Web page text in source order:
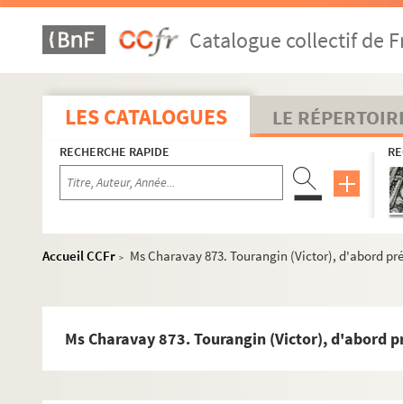
Catalogue collectif de
LES CATALOGUES LE
RECHERCHE RAPIDE
Accueil CCFr >
Ms Charavay 873. Tourangin (Victor), d'abord
Ms Charavay 873. Tourangin (Victor), d'abord
Ms Charavay 845. Terrasson, juge des terres du comte de
Ms Charavay 846. Terrasson (Jean), membre de
Ms Charavay 847. Terrasson (Antoine), chancelier de la
Ms Charavay 848. Terrasson (Claude-Marie), chef de
Ms Charavay 849. Terray (Antoine-Jean), intendant de
Ms Charavay 850. Tessonnet (Jacques-Marie Terrasse,
Ms Charavay 851. Teste, archéologue, épigraphiste
Ms Charavay 856. Thierriat (Auguste-Alexandre),